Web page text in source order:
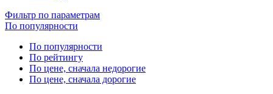
Фильтр по параметрам
По популярности
По популярности
По рейтингу
По цене, сначала недорогие
По цене, сначала дорогие